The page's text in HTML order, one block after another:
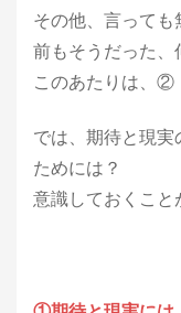
その他、言っても
前もそうだった、
このあたりは、②
では、期待と現実
ためには？
意識しておくこと